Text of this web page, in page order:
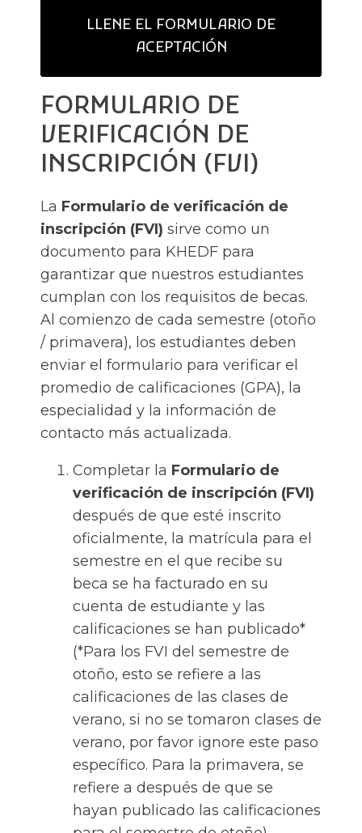
LLENE EL FORMULARIO DE
ACEPTACIÓN
FORMULARIO DE
VERIFICACIÓN DE
INSCRIPCIÓN (FVI)
La Formulario de verificación de
inscripción (FVI) sirve como un
documento para KHEDF para
garantizar que nuestros estudiantes
cumplan con los requisitos de becas.
Al comienzo de cada semestre (otoño
/ primavera), los estudiantes deben
enviar el formulario para verificar el
promedio de calificaciones (GPA), la
especialidad y la información de
contacto más actualizada.
Completar la Formulario de
verificación de inscripción (FVI)
después de que esté inscrito
oficialmente, la matrícula para el
semestre en el que recibe su
beca se ha facturado en su
cuenta de estudiante y las
calificaciones se han publicado*
(*Para los FVI del semestre de
otoño, esto se refiere a las
calificaciones de las clases de
verano, si no se tomaron clases de
verano, por favor ignore este paso
específico. Para la primavera, se
refiere a después de que se
hayan publicado las calificaciones